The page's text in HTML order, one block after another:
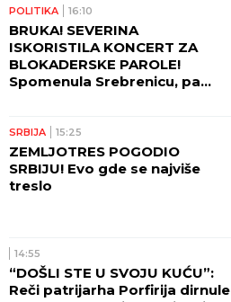
POLITIKA 16:10
BRUKA! SEVERINA
ISKORISTILA KONCERT ZA
BLOKADERSKE PAROLE!
Spomenula Srebrenicu, pa
SRBIJA 15:25
ZEMLJOTRES POGODIO
SRBIJU! Evo gde se najviše
treslo
14:55
“DOŠLI STE U SVOJU KUĆU”:
Reči patrijarha Porfirija dirnule